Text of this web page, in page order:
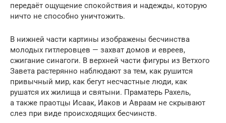
передаёт ощущение спокойствия и надежды, которую
ничто не способно уничтожить.
В нижней части картины изображены бесчинства
молодых гитлеровцев — захват домов и евреев,
сжигание синагоги. В верхней части фигуры из Ветхого
Завета растерянно наблюдают за тем, как рушится
привычный мир, как бегут несчастные люди, как
рушатся их жилища и святыни. Праматерь Рахель,
а также праотцы Исаак, Иаков и Авраам не скрывают
слез при виде происходящих бесчинств.